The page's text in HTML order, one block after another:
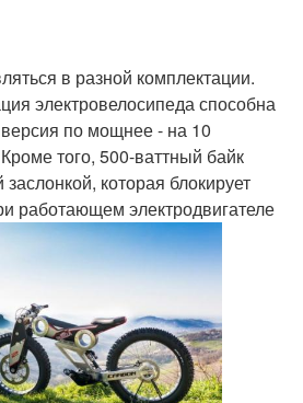
в разной комплектации.
электровелосипеда способна
по мощнее - на 10
того, 500-ваттный байк
которая блокирует
работающем электродвигателе